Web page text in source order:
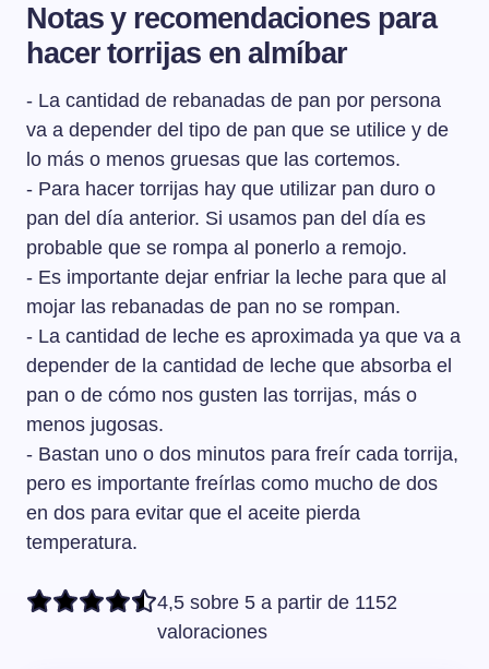
textura tipo jarabe.
Notas y recomendaciones para
hacer torrijas en almíbar
- La cantidad de rebanadas de pan por persona
va a depender del tipo de pan que se utilice y de
lo más o menos gruesas que las cortemos.
- Para hacer torrijas hay que utilizar pan duro o
pan del día anterior. Si usamos pan del día es
probable que se rompa al ponerlo a remojo.
- Es importante dejar enfriar la leche para que al
mojar las rebanadas de pan no se rompan.
- La cantidad de leche es aproximada ya que va a
depender de la cantidad de leche que absorba el
pan o de cómo nos gusten las torrijas, más o
menos jugosas.
- Bastan uno o dos minutos para freír cada torrija,
pero es importante freírlas como mucho de dos
en dos para evitar que el aceite pierda
temperatura.
4,5 sobre 5 a partir de 1152
valoraciones